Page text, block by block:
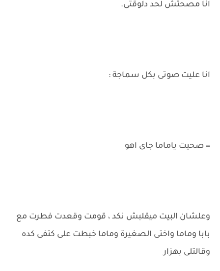
انا مصحتش لحد دلوقتى.
انا عليت صوتى بكل سماجة :
= صحيت ياماما جاى اهو
وعلشان البيت ميقلبش نكد ، قومت وقعدت فطرت مع
بابا وماما واختى الصغيرة وماما خبطت على كتفى كده
وقالتلى بهزار